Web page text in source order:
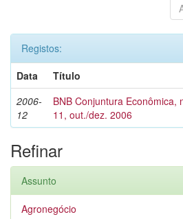
Registos:
Data
Título
2006-
12
BNB Conjuntura Econômica,
11, out./dez. 2006
Refinar
Assunto
Agronegócio